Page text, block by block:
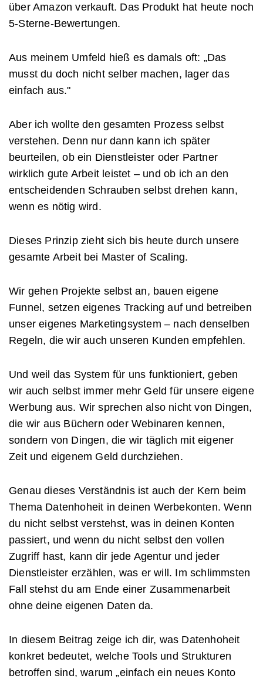
über Amazon verkauft. Das Produkt hat heute noch
5-Sterne-Bewertungen.
Aus meinem Umfeld hieß es damals oft: „Das
musst du doch nicht selber machen, lager das
einfach aus."
Aber ich wollte den gesamten Prozess selbst
verstehen. Denn nur dann kann ich später
beurteilen, ob ein Dienstleister oder Partner
wirklich gute Arbeit leistet – und ob ich an den
entscheidenden Schrauben selbst drehen kann,
wenn es nötig wird.
Dieses Prinzip zieht sich bis heute durch unsere
gesamte Arbeit bei Master of Scaling.
Wir gehen Projekte selbst an, bauen eigene
Funnel, setzen eigenes Tracking auf und betreiben
unser eigenes Marketingsystem – nach denselben
Regeln, die wir auch unseren Kunden empfehlen.
Und weil das System für uns funktioniert, geben
wir auch selbst immer mehr Geld für unsere eigene
Werbung aus. Wir sprechen also nicht von Dingen,
die wir aus Büchern oder Webinaren kennen,
sondern von Dingen, die wir täglich mit eigener
Zeit und eigenem Geld durchziehen.
Genau dieses Verständnis ist auch der Kern beim
Thema Datenhoheit in deinen Werbekonten. Wenn
du nicht selbst verstehst, was in deinen Konten
passiert, und wenn du nicht selbst den vollen
Zugriff hast, kann dir jede Agentur und jeder
Dienstleister erzählen, was er will. Im schlimmsten
Fall stehst du am Ende einer Zusammenarbeit
ohne deine eigenen Daten da.
In diesem Beitrag zeige ich dir, was Datenhoheit
konkret bedeutet, welche Tools und Strukturen
betroffen sind, warum „einfach ein neues Konto